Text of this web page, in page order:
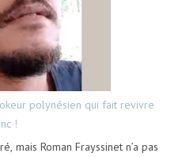
polynésien qui fait revivre
!
mais Roman Frayssinet n’a pas